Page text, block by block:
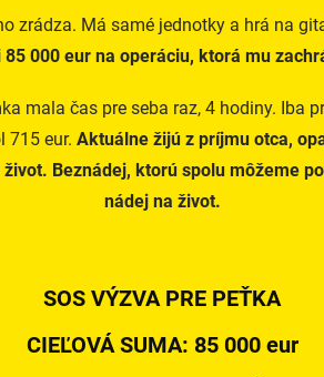
zrádza. Má samé jednotky a hrá na
000 eur na operáciu, ktorá mu
mala čas pre seba raz, 4 hodiny. Iba
715 eur. Aktuálne žijú z príjmu otca,
Beznádej, ktorú spolu môžeme
nádej na život.
SOS VÝZVA PRE PEŤKA
CIEĽOVÁ SUMA: 85 000 eur